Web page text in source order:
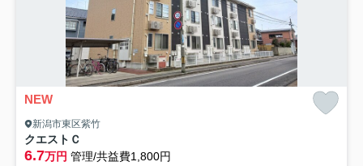
NEW
新潟市東区紫竹
クエストＣ
6.7万円 管理/共益費1,800円